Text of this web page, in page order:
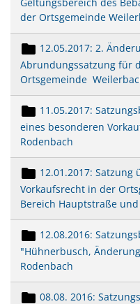
der Ortsgemeinde
12.05.2017: 2.
Abrundungssatzung für
Ortsgemeinde
11.05.2017:
eines besonderen
Rodenbach
12.01.2017: Satzung
Vorkaufsrecht in der
Bereich Hauptstraße
12.08.2016:
"Hühnerbusch,
Rodenbach
08.08. 2016: